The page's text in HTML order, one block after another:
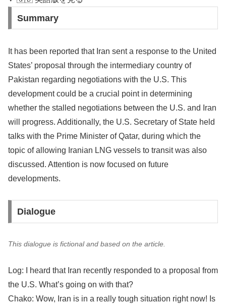
Summary
It has been reported that Iran sent a response to the United
States’ proposal through the intermediary country of
Pakistan regarding negotiations with the U.S. This
development could be a crucial point in determining
whether the stalled negotiations between the U.S. and Iran
will progress. Additionally, the U.S. Secretary of State held
talks with the Prime Minister of Qatar, during which the
topic of allowing Iranian LNG vessels to transit was also
discussed. Attention is now focused on future
developments.
Dialogue
This dialogue is fictional and based on the article.
Log: I heard that Iran recently responded to a proposal from
the U.S. What’s going on with that?
Chako: Wow, Iran is in a really tough situation right now! Is